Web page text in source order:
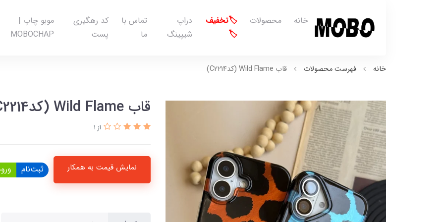
خانه محصولات
🏷️تخفیف
🏷️
دراپ
شیپینگ
تماس با
ما
کد رهگیری
پست
موبو چاپ |
MOBOCHAP
خانه فهرست محصولات قاب Wild Flame (کدC2214)
قاب Wild Flame (کدC2214)
از 1
نمایش قیمت به همکار ثبت‌نام